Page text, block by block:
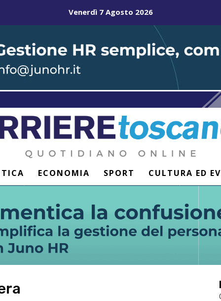
Venerdì 7 Agosto 2026
ECONOMIA SPORT CULTURA ED